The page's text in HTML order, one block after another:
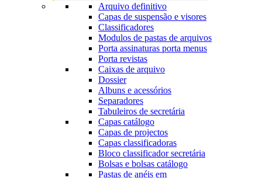
Arquivo definitivo
Capas de suspensão e visores
Classificadores
Modulos de pastas de arquivos
Porta assinaturas porta menus
Porta revistas
Caixas de arquivo
Dossier
Albuns e acessórios
Separadores
Tabuleiros de secretária
Capas catálogo
Capas de projectos
Capas classificadoras
Bloco classificador secretária
Bolsas e bolsas catálogo
Pastas de anéis em